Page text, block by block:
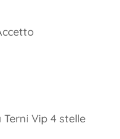
Vip 4 stelle